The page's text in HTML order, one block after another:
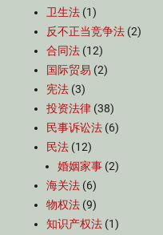
卫生法 (1)
反不正当竞争法 (2)
合同法 (12)
国际贸易 (2)
宪法 (3)
投资法律 (38)
民事诉讼法 (6)
民法 (12)
婚姻家事 (2)
海关法 (6)
物权法 (9)
知识产权法 (1)